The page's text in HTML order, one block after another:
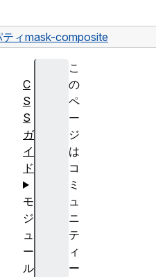
ィmask-composite
こ
の
ペ
ー
ジ
は
コ
ミ
ュ
ニ
テ
ィ
ー
C
S
S
ガ
イ
ド
モ
ジ
ュ
ー
ル